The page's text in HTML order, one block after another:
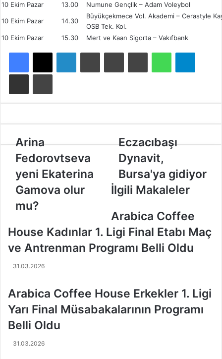
10 Ekim Pazar
13.00 Numune Gençlik – Adam Voleybol
10 Ekim Pazar 14.30
Büyükçekmece Vol. Akademi – Cerastyle
OSB Tek. Kol.
10 Ekim Pazar
15.30
Mert ve Kaan Sigorta – Vakıfbank
A
n
a
F
e
d
r
v
t
v
a
y
e
i
Arina
Fedorovtseva
yeni Ekaterina
Gamova olur
mu?
E
z
a
ı
a
ş
ı
y
i
t
Eczacıbaşı
Dynavit,
Bursa'ya gidiyor
İlgili Makaleler
Arabica Coffee
House Kadınlar 1. Ligi Final Etabı Maç
ve Antrenman Programı Belli Oldu
31.03.2026
Arabica Coffee House Erkekler 1. Ligi
Yarı Final Müsabakalarının Programı
Belli Oldu
31.03.2026